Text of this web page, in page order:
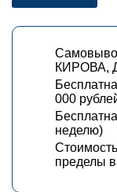
КИРОВА,
000
неделю)
пределы